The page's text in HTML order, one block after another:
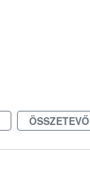
ÖSSZETEVŐ